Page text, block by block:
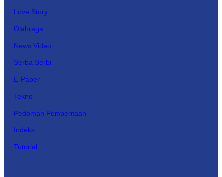
Love Story
Olahraga
News Video
Serba Serbi
E-Paper
Tekno
Pedoman Pemberitaan
Indeks
Tutorial